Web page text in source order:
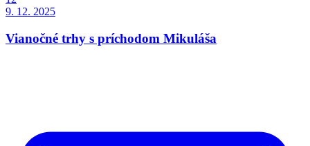
9. 12. 2025
Vianočné trhy s príchodom Mikuláša